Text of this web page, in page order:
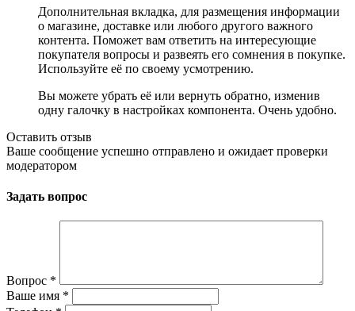
Дополнительная вкладка, для размещения информации
о магазине, доставке или любого другого важного
контента. Поможет вам ответить на интересующие
покупателя вопросы и развеять его сомнения в покупке.
Используйте её по своему усмотрению.
Вы можете убрать её или вернуть обратно, изменив
одну галочку в настройках компонента. Очень удобно.
Оставить отзыв
Ваше сообщение успешно отправлено и ожидает проверки
модератором
Задать вопрос
Вопрос *
Ваше имя *